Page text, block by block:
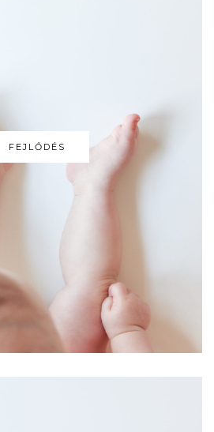
FEJLŐDÉS